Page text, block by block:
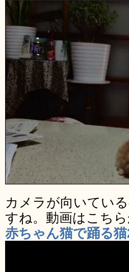
カメラが向いてい
すね。動画はこちら
赤ちゃん猫で踊る